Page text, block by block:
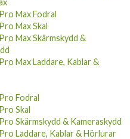
Max Fodral
Max Skal
Max Skärmskydd &
Max Laddare, Kablar &
Fodral
Skal
Skärmskydd & Kameraskydd
Laddare, Kablar & Hörlurar